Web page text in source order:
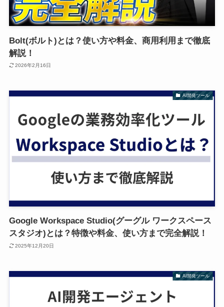
Bolt(ボルト)とは？使い方や料金、商用利用まで徹底
解説！
2026年2月16日
AI開発ツール
Google Workspace Studio(グーグル ワークスペース
スタジオ)とは？特徴や料金、使い方まで完全解説！
2025年12月20日
AI開発ツール